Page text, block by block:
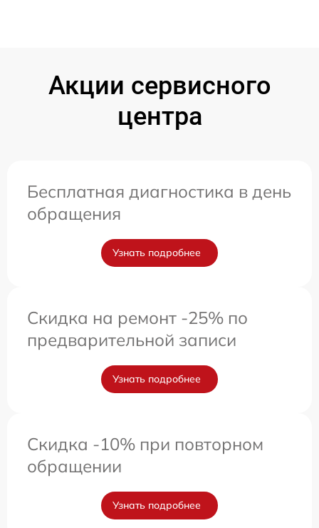
Акции сервисного
центра
Бесплатная диагностика в день
обращения
Узнать подробнее
Скидка на ремонт -25% по
предварительной записи
Узнать подробнее
Скидка -10% при повторном
обращении
Узнать подробнее